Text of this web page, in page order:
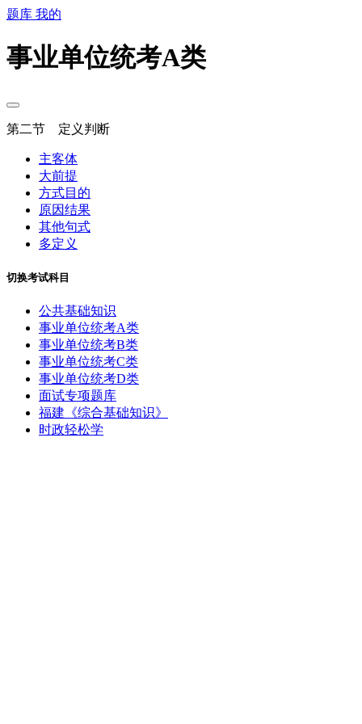
题库 我的
事业单位统考A类
第二节 定义判断
主客体
大前提
方式目的
原因结果
其他句式
多定义
切换考试科目
公共基础知识
事业单位统考A类
事业单位统考B类
事业单位统考C类
事业单位统考D类
面试专项题库
福建《综合基础知识》
时政轻松学